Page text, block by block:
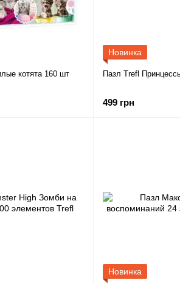
котята 160 шт
Новинка
Пазл Trefl
499 грн
Новинка